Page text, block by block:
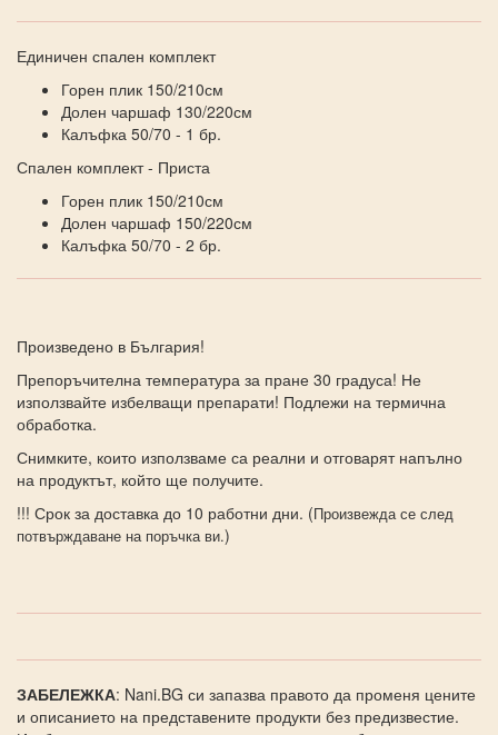
Единичен спален комплект
Горен плик 150/210см
Долен чаршаф 130/220см
Калъфка 50/70 - 1 бр.
Спален комплект - Приста
Горен плик 150/210см
Долен чаршаф 150/220см
Калъфка 50/70 - 2 бр.
Произведено в България!
Препоръчителна температура за пране 30 градуса! Не
използвайте избелващи препарати! Подлежи на термична
обработка.
Снимките, които използваме са реални и отговарят напълно
на продуктът, който ще получите.
!!! Срок за доставка до 10 работни дни. (Произвежда се след
потвърждаване на поръчка ви.)
ЗАБЕЛЕЖКА: Nani.BG си запазва правото да променя цените
и описанието на представените продукти без предизвестие.